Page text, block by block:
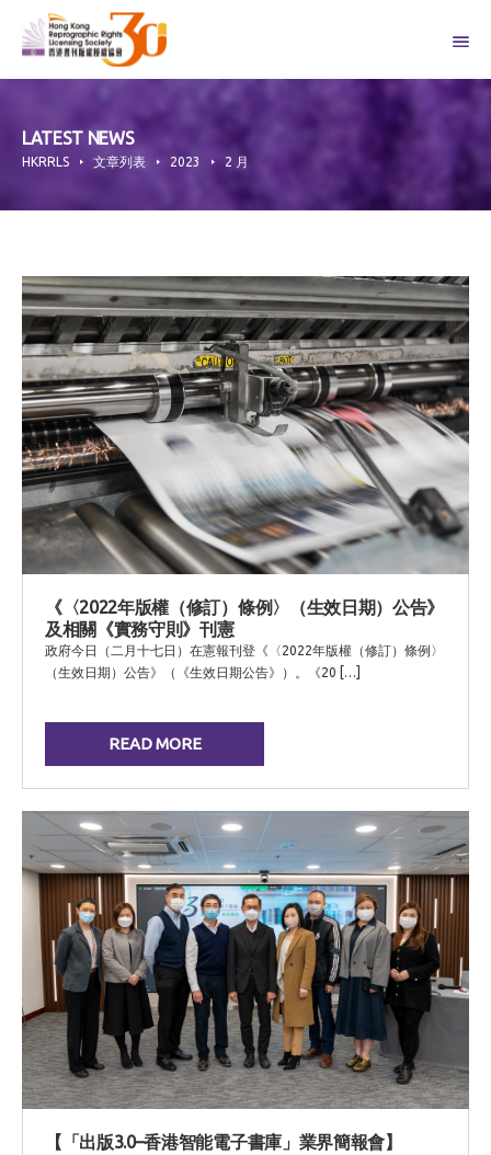
content
LATEST NEWS
HKRRLS 文章列表 2023 2 月
《〈2022年版權（修訂）條例〉（生效日期）公告》
及相關《實務守則》刊憲
政府今日（二月十七日）在憲報刊登《〈2022年版權（修訂）條例〉
（生效日期）公告》（《生效日期公告》）。《20 […]
READ MORE
【「出版3.0–香港智能電子書庫」業界簡報會】